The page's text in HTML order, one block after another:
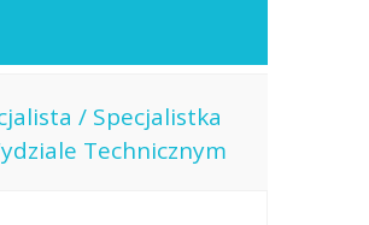
/ Specjalistka
Technicznym